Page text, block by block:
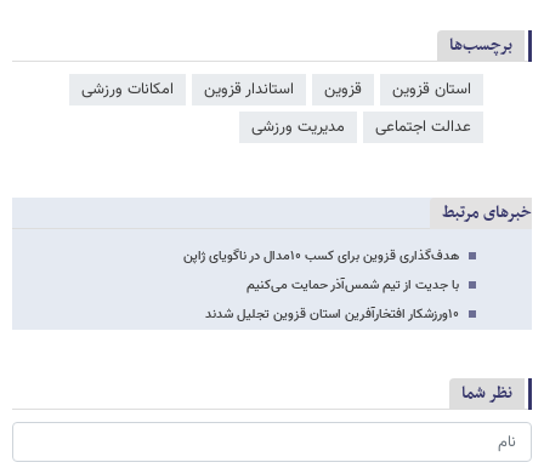
برچسب‌ها
استان قزوین قزوین استاندار قزوین
امکانات ورزشی
عدالت اجتماعی
مدیریت ورزشی
خبرهای مرتبط
هدف‌گذاری قزوین برای کسب ۱۰مدال در ناگویای ژاپن
با جدیت از تیم شمس‌آذر حمایت می‌کنیم
۱۰ورزشکار افتخارآفرین استان قزوین تجلیل شدند
نظر شما